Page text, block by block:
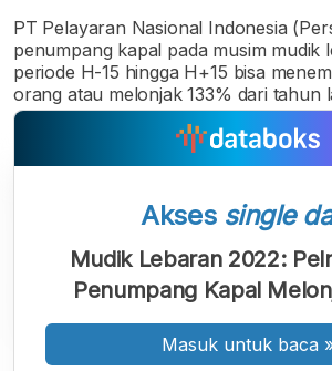
PT Pelayaran Nasional Indonesia
penumpang kapal pada musim mudik
periode H-15 hingga H+15 bisa
orang atau melonjak 133% dari tahun
Akses single
Mudik Lebaran 2022:
Penumpang Kapal
Masuk untuk baca